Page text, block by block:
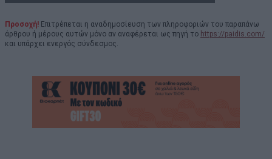
Προσοχή! Επιτρέπεται η αναδημοσίευση των πληροφοριών του παραπάνω
άρθρου ή μέρους αυτών μόνο αν αναφέρεται ως πηγή το https://paidis.com/
και υπάρχει ενεργός σύνδεσμος.